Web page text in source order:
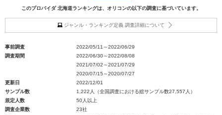
このプロバイダ 北海道ランキングは、オリコンの以下の調査に基づいています。
ジャンル・ランキング定義 調査詳細について
事前調査
2022/05/11～2022/06/29
調査期間
2022/06/30～2022/08/08
2021/07/02～2021/07/29
2020/07/15～2020/07/27
更新日
2022/12/01
サンプル数
1,222人（全国調査における総サンプル数27,557人）
規定人数
50人以上
調査企業数
23社